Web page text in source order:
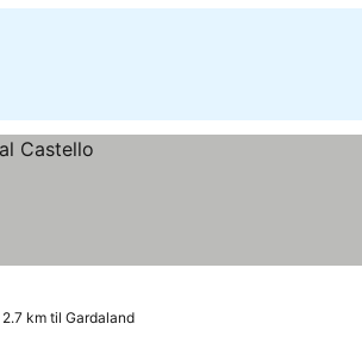
2.7 km til Gardaland